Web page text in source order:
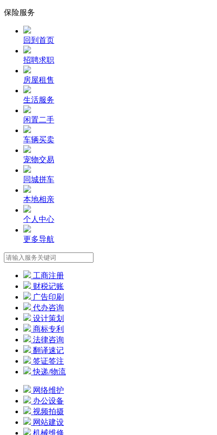
保险服务
回到首页
招聘求职
房屋租售
生活服务
闲置二手
车辆买卖
宠物交易
同城拼车
本地相亲
个人中心
更多导航
工商注册
财税记账
广告印刷
代办咨询
设计策划
商标专利
法律咨询
翻译速记
签证签注
快递/物流
网络维护
办公设备
视频拍摄
网站建设
机械维修